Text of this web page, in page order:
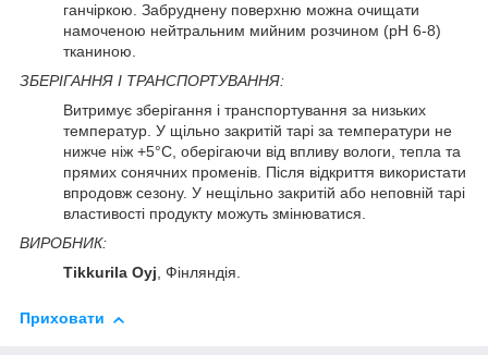
ганчіркою. Забруднену поверхню можна очищати
намоченою нейтральним мийним розчином (pH 6-8)
тканиною.
ЗБЕРІГАННЯ І ТРАНСПОРТУВАННЯ:
Витримує зберігання і транспортування за низьких
температур. У щільно закритій тарі за температури не
нижче ніж +5°C, оберігаючи від впливу вологи, тепла та
прямих сонячних променів. Після відкриття використати
впродовж сезону. У нещільно закритій або неповній тарі
властивості продукту можуть змінюватися.
ВИРОБНИК:
Tikkurila Oyj, Фінляндія.
Приховати